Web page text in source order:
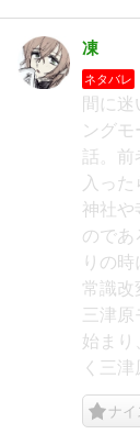
凍
ネタバレ
間に
ング
話。前
入っ
神社や
のであ
りの
常識改
三津原
始まり
く三
ナイ